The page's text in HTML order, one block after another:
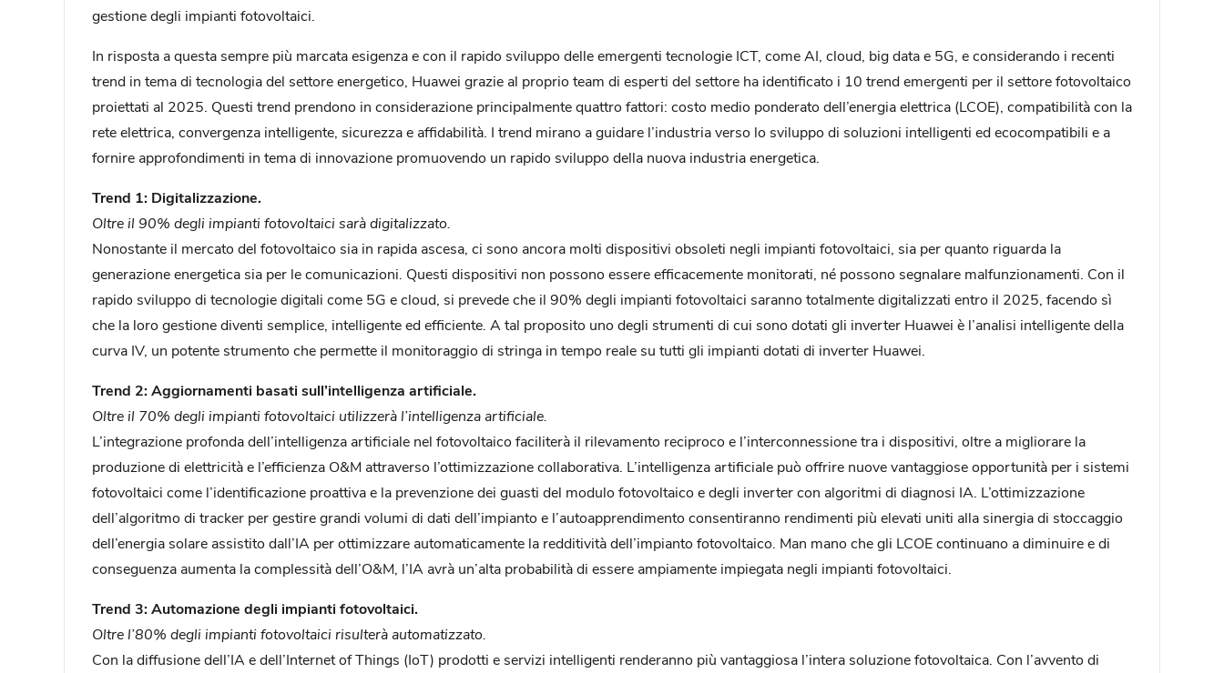
gestione degli impianti fotovoltaici.
In risposta a questa sempre più marcata esigenza e con il rapido sviluppo delle emergenti tecnologie ICT, come AI, cloud, big data e 5G, e considerando i recenti
trend in tema di tecnologia del settore energetico, Huawei grazie al proprio team di esperti del settore ha identificato i 10 trend emergenti per il settore fotovoltaico
proiettati al 2025. Questi trend prendono in considerazione principalmente quattro fattori: costo medio ponderato dell’energia elettrica (LCOE), compatibilità con la
rete elettrica, convergenza intelligente, sicurezza e affidabilità. I trend mirano a guidare l’industria verso lo sviluppo di soluzioni intelligenti ed ecocompatibili e a
fornire approfondimenti in tema di innovazione promuovendo un rapido sviluppo della nuova industria energetica.
Trend 1: Digitalizzazione.
Oltre il 90% degli impianti fotovoltaici sarà digitalizzato.
Nonostante il mercato del fotovoltaico sia in rapida ascesa, ci sono ancora molti dispositivi obsoleti negli impianti fotovoltaici, sia per quanto riguarda la
generazione energetica sia per le comunicazioni. Questi dispositivi non possono essere efficacemente monitorati, né possono segnalare malfunzionamenti. Con il
rapido sviluppo di tecnologie digitali come 5G e cloud, si prevede che il 90% degli impianti fotovoltaici saranno totalmente digitalizzati entro il 2025, facendo sì
che la loro gestione diventi semplice, intelligente ed efficiente. A tal proposito uno degli strumenti di cui sono dotati gli inverter Huawei è l’analisi intelligente della
curva IV, un potente strumento che permette il monitoraggio di stringa in tempo reale su tutti gli impianti dotati di inverter Huawei.
Trend 2: Aggiornamenti basati sull’intelligenza artificiale.
Oltre il 70% degli impianti fotovoltaici utilizzerà l’intelligenza artificiale.
L’integrazione profonda dell’intelligenza artificiale nel fotovoltaico faciliterà il rilevamento reciproco e l’interconnessione tra i dispositivi, oltre a migliorare la
produzione di elettricità e l’efficienza O&M attraverso l’ottimizzazione collaborativa. L’intelligenza artificiale può offrire nuove vantaggiose opportunità per i sistemi
fotovoltaici come l’identificazione proattiva e la prevenzione dei guasti del modulo fotovoltaico e degli inverter con algoritmi di diagnosi IA. L’ottimizzazione
dell’algoritmo di tracker per gestire grandi volumi di dati dell’impianto e l’autoapprendimento consentiranno rendimenti più elevati uniti alla sinergia di stoccaggio
dell’energia solare assistito dall’IA per ottimizzare automaticamente la redditività dell’impianto fotovoltaico. Man mano che gli LCOE continuano a diminuire e di
conseguenza aumenta la complessità dell’O&M, l’IA avrà un’alta probabilità di essere ampiamente impiegata negli impianti fotovoltaici.
Trend 3: Automazione degli impianti fotovoltaici.
Oltre l’80% degli impianti fotovoltaici risulterà automatizzato.
Con la diffusione dell’IA e dell’Internet of Things (IoT) prodotti e servizi intelligenti renderanno più vantaggiosa l’intera soluzione fotovoltaica. Con l’avvento di